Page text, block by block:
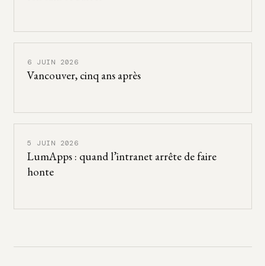
6 JUIN 2026
Vancouver, cinq ans après
5 JUIN 2026
LumApps : quand l’intranet arrête de faire
honte